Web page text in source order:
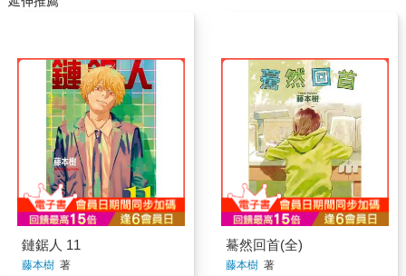
鏈鋸人 11
藤本樹著
驀然回首(全)
藤本樹著